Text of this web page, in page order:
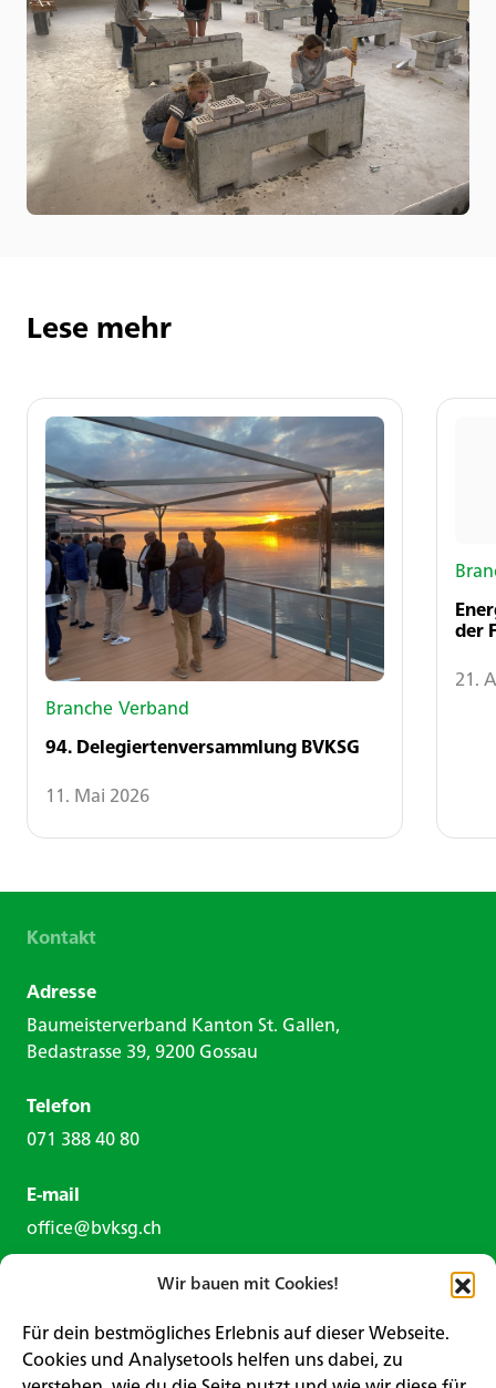
Wir bauen mit Cookies!
Für dein bestmögliches Erlebnis auf dieser Webseite.
Cookies und Analysetools helfen uns dabei, zu
Lese mehr
BrancheVerband
94. Delegiertenversammlung BVKSG
11. Mai 2026
der
21.
Kontakt
Adresse
Baumeisterverband Kanton St. Gallen,
Bedastrasse 39, 9200 Gossau
Telefon
071 388 40 80
E-mail
office@bvksg.ch